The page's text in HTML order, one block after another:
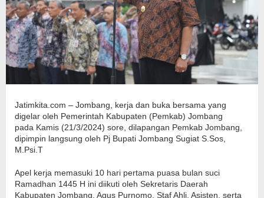
Jatimkita.com – Jombang, kerja dan buka bersama yang
digelar oleh Pemerintah Kabupaten (Pemkab) Jombang
pada Kamis (21/3/2024) sore, dilapangan Pemkab Jombang,
dipimpin langsung oleh Pj Bupati Jombang Sugiat S.Sos,
M.Psi.T
Apel kerja memasuki 10 hari pertama puasa bulan suci
Ramadhan 1445 H ini diikuti oleh Sekretaris Daerah
Kabupaten Jombang, Agus Purnomo, Staf Ahli, Asisten, serta